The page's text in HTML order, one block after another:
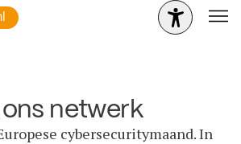
netwerk
cybersecuritymaand. In